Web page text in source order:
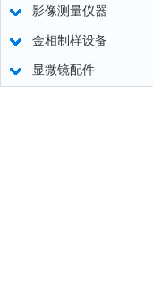
影像测量仪器
金相制样设备
显微镜配件